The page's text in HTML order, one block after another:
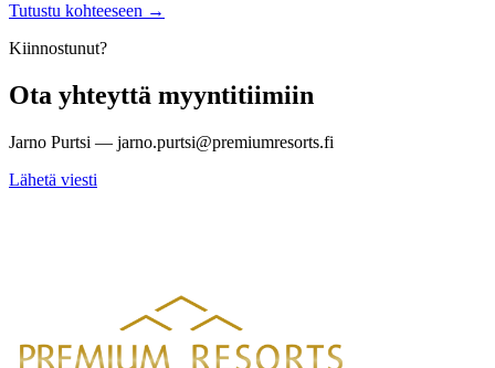
Tutustu kohteeseen →
Kiinnostunut?
Ota yhteyttä myyntitiimiin
Jarno Purtsi — jarno.purtsi@premiumresorts.fi
Lähetä viesti